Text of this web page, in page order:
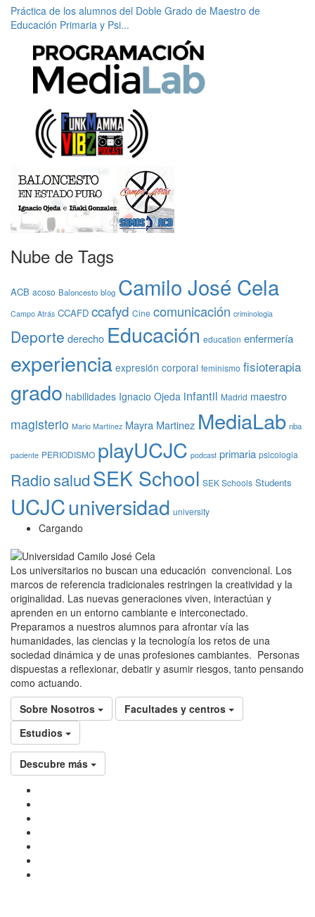
Práctica de los alumnos del Doble Grado de Maestro de
Educación Primaria y Psi...
Nube de Tags
ACB acoso Baloncesto blog Camilo José Cela
Campo Atrás CCAFD ccafyd Cine comunicación criminologia
Deporte derecho Educación education enfermería
experiencia expresión corporal feminismo fisioterapia
grado habilidades Ignacio Ojeda infantil Madrid maestro
magisterio Mario Martínez Mayra Martinez MediaLab nba
paciente PERIODISMO playUCJC podcast primaria psicologia
RadiosaludSEK School SEK Schools Students
UCJCuniversidad university
Cargando
Los universitarios no buscan una educación convencional. Los
marcos de referencia tradicionales restringen la creatividad y la
originalidad. Las nuevas generaciones viven, interactúan y
aprenden en un entorno cambiante e interconectado.
Preparamos a nuestros alumnos para afrontar vía las
humanidades, las ciencias y la tecnología los retos de una
sociedad dinámica y de unas profesiones cambiantes. Personas
dispuestas a reflexionar, debatir y asumir riesgos, tanto pensando
como actuando.
Sobre Nosotros
Facultades y centros
Estudios
Descubre más